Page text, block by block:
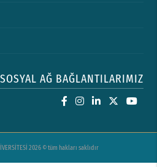
SOSYAL AĞ BAĞLANTILARIMIZ
2026 © tüm hakları saklıdır